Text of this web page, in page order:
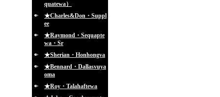
quatewa）
★Charles&Don・Suppl
ee
★Raymond・Sequapte
wa・Sr
★Sherian・Honhongva
★Bennard・Dallasvuya
oma
★Roy・Talahaftewa